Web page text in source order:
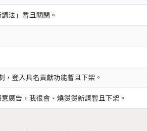
法」暫且關閉。
登入具名貢獻功能暫且下架。
廣告，我很會、燒燙燙新詞暫且下架。